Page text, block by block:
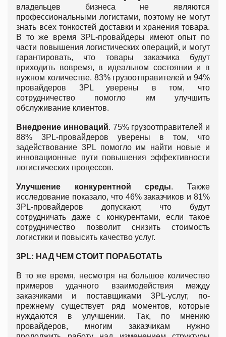
владельцев бизнеса не являются
профессиональными логистами, поэтому не могут
знать всех тонкостей доставки и хранения товара.
В то же время 3PL-провайдеры имеют опыт по
части повышения логистических операций, и могут
гарантировать, что товары заказчика будут
приходить вовремя, в идеальном состоянии и в
нужном количестве. 83% грузоотправителей и 94%
провайдеров 3PL уверены в том, что
сотрудничество помогло им улучшить
обслуживание клиентов.
Внедрение инноваций. 75% грузоотправителей и
88% 3PL-провайдеров уверены в том, что
задействование 3PL помогло им найти новые и
инновационные пути повышения эффективности
логистических процессов.
Улучшение конкурентной среды. Также
исследование показало, что 46% заказчиков и 81%
3PL-провайдеров допускают, что будут
сотрудничать даже с конкурентами, если такое
сотрудничество позволит снизить стоимость
логистики и повысить качество услуг.
3PL: НАД ЧЕМ СТОИТ ПОРАБОТАТЬ
В то же время, несмотря на большое количество
примеров удачного взаимодействия между
заказчиками и поставщиками 3PL-услуг, по-
прежнему существует ряд моментов, которые
нуждаются в улучшении. Так, по мнению
провайдеров, многим заказчикам нужно